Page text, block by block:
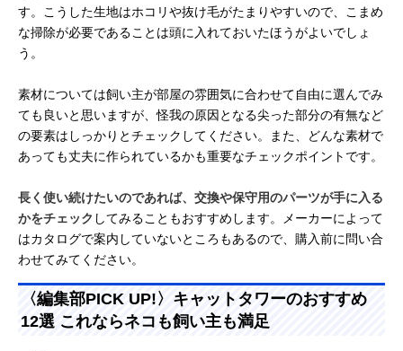
す。こうした生地はホコリや抜け毛がたまりやすいので、こまめ
な掃除が必要であることは頭に入れておいたほうがよいでしょ
う。
素材については飼い主が部屋の雰囲気に合わせて自由に選んでみ
ても良いと思いますが、怪我の原因となる尖った部分の有無など
の要素はしっかりとチェックしてください。また、どんな素材で
あっても丈夫に作られているかも重要なチェックポイントです。
長く使い続けたいのであれば、交換や保守用のパーツが手に入る
かをチェック してみることもおすすめします。メーカーによって
はカタログで案内していないところもあるので、購入前に問い合
わせてみてください。
〈編集部PICK UP!〉キャットタワーのおすすめ
12選 これならネコも飼い主も満足